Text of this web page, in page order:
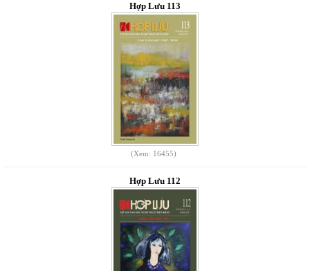
Hợp Lưu 113
(Xem: 16455)
Hợp Lưu 112